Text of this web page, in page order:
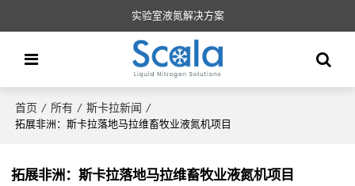
实验室液氮解决方案
首页 / 所有 / 斯卡拉新闻 /
拓展非洲：斯卡拉落地马拉维畜牧业液氮机项目
拓展非洲：斯卡拉落地马拉维畜牧业液氮机项目